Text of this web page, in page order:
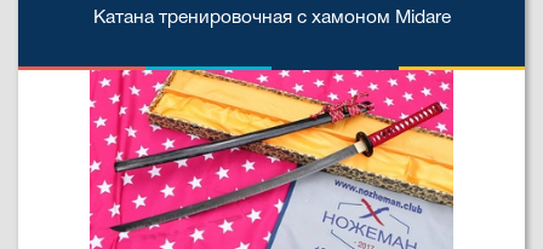
Катана тренировочная с хамоном Midare